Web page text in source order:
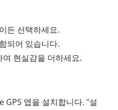
든 선택하세요.
되어 있습니다.
현실감을 더하세요.
GPS 앱을 설치합니다. "설